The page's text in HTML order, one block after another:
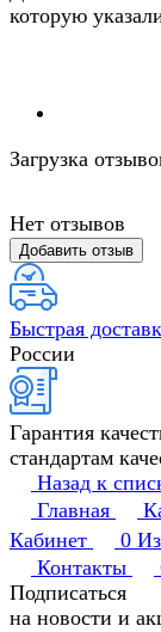
которую
Загрузка
Нет отзывов
Добавить отзыв
Быстрая
России
Гарантия
стандартам
Назад к
Главная
Кабинет
0
Контакты
Подписаться
на новости и